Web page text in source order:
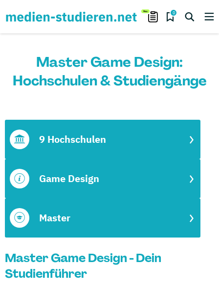
0
Master Game Design:
Hochschulen & Studiengänge
Master
Game Design
9 Hochschulen
Master Game Design - Dein
Studienführer